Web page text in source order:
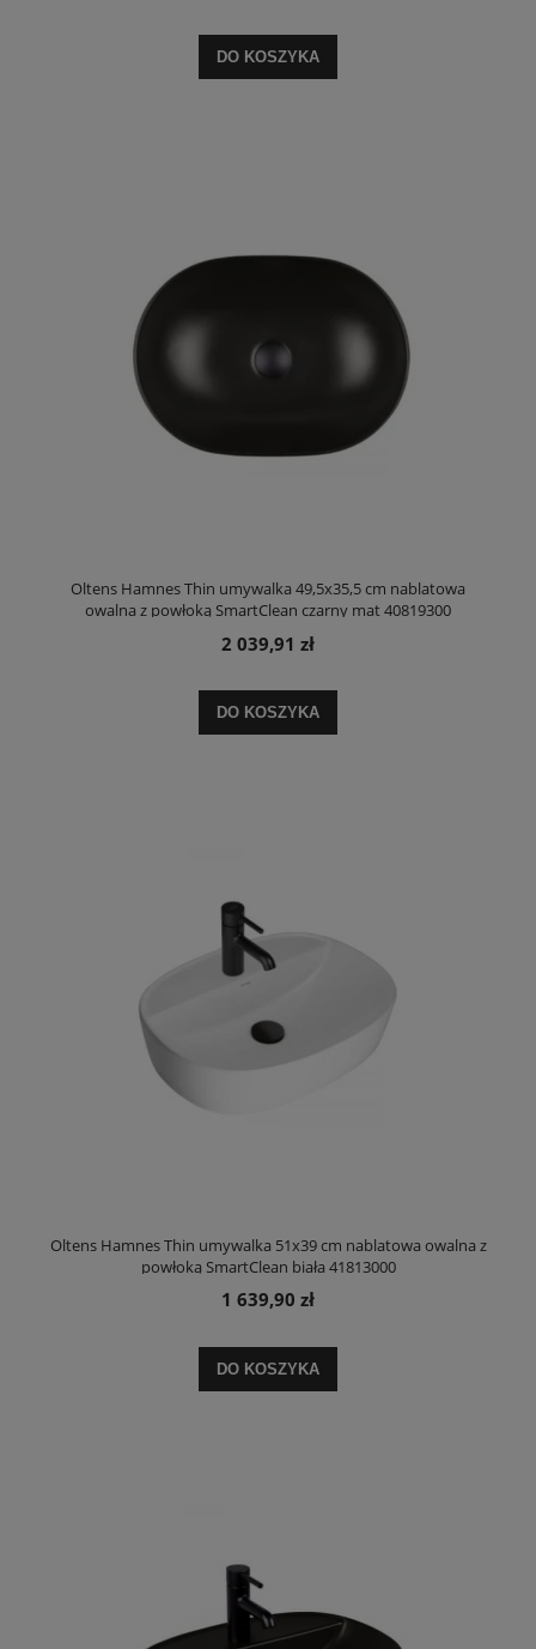
DO KOSZYKA
Oltens Hamnes Thin umywalka 49,5x35,5 cm nablatowa
owalna z powłoką SmartClean czarny mat 40819300
2 039,91 zł
DO KOSZYKA
Oltens Hamnes Thin umywalka 51x39 cm nablatowa owalna z
powłoką SmartClean biała 41813000
1 639,90 zł
DO KOSZYKA